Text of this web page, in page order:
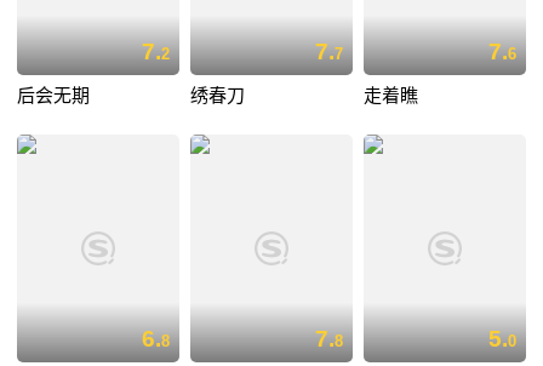
7.2
后会无期
7.7
绣春刀
7.6
走着瞧
6.8 7.8 5.0